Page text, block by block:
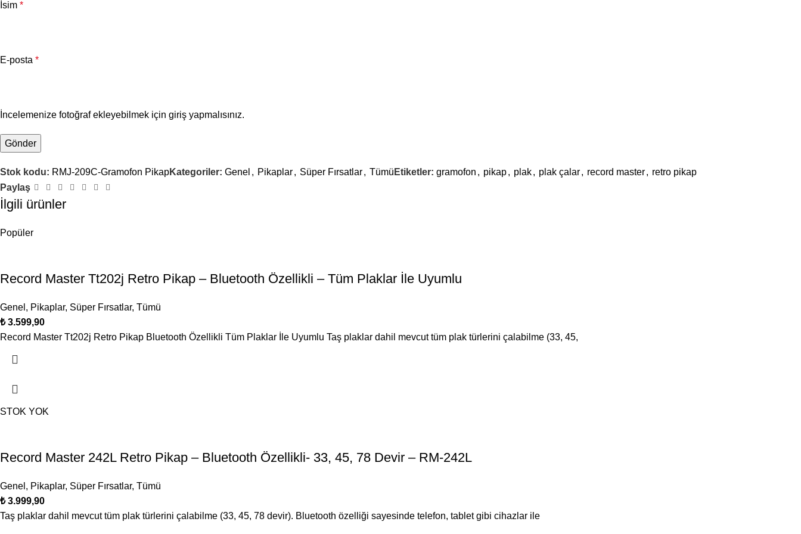
İsim *
E-posta *
İncelemenize fotoğraf ekleyebilmek için giriş yapmalısınız.
Stok kodu: RMJ-209C-Gramofon PikapKategoriler: Genel , Pikaplar, Süper Fırsatlar, Tümü Etiketler: gramofon , pikap, plak, plak çalar, record master, retro pikap
Paylaş
İlgili ürünler
Popüler
Record Master Tt202j Retro Pikap – Bluetooth Özellikli – Tüm Plaklar İle Uyumlu
Genel , Pikaplar, Süper Fırsatlar, Tümü
₺
Record Master Tt202j Retro Pikap Bluetooth Özellikli Tüm Plaklar İle Uyumlu Taş plaklar dahil mevcut tüm plak türlerini çalabilme (33, 45,
STOK YOK
Record Master 242L Retro Pikap – Bluetooth Özellikli- 33, 45, 78 Devir – RM-242L
Genel , Pikaplar, Süper Fırsatlar, Tümü
₺
Taş plaklar dahil mevcut tüm plak türlerini çalabilme (33, 45, 78 devir). Bluetooth özelliği sayesinde telefon, tablet gibi cihazlar ile